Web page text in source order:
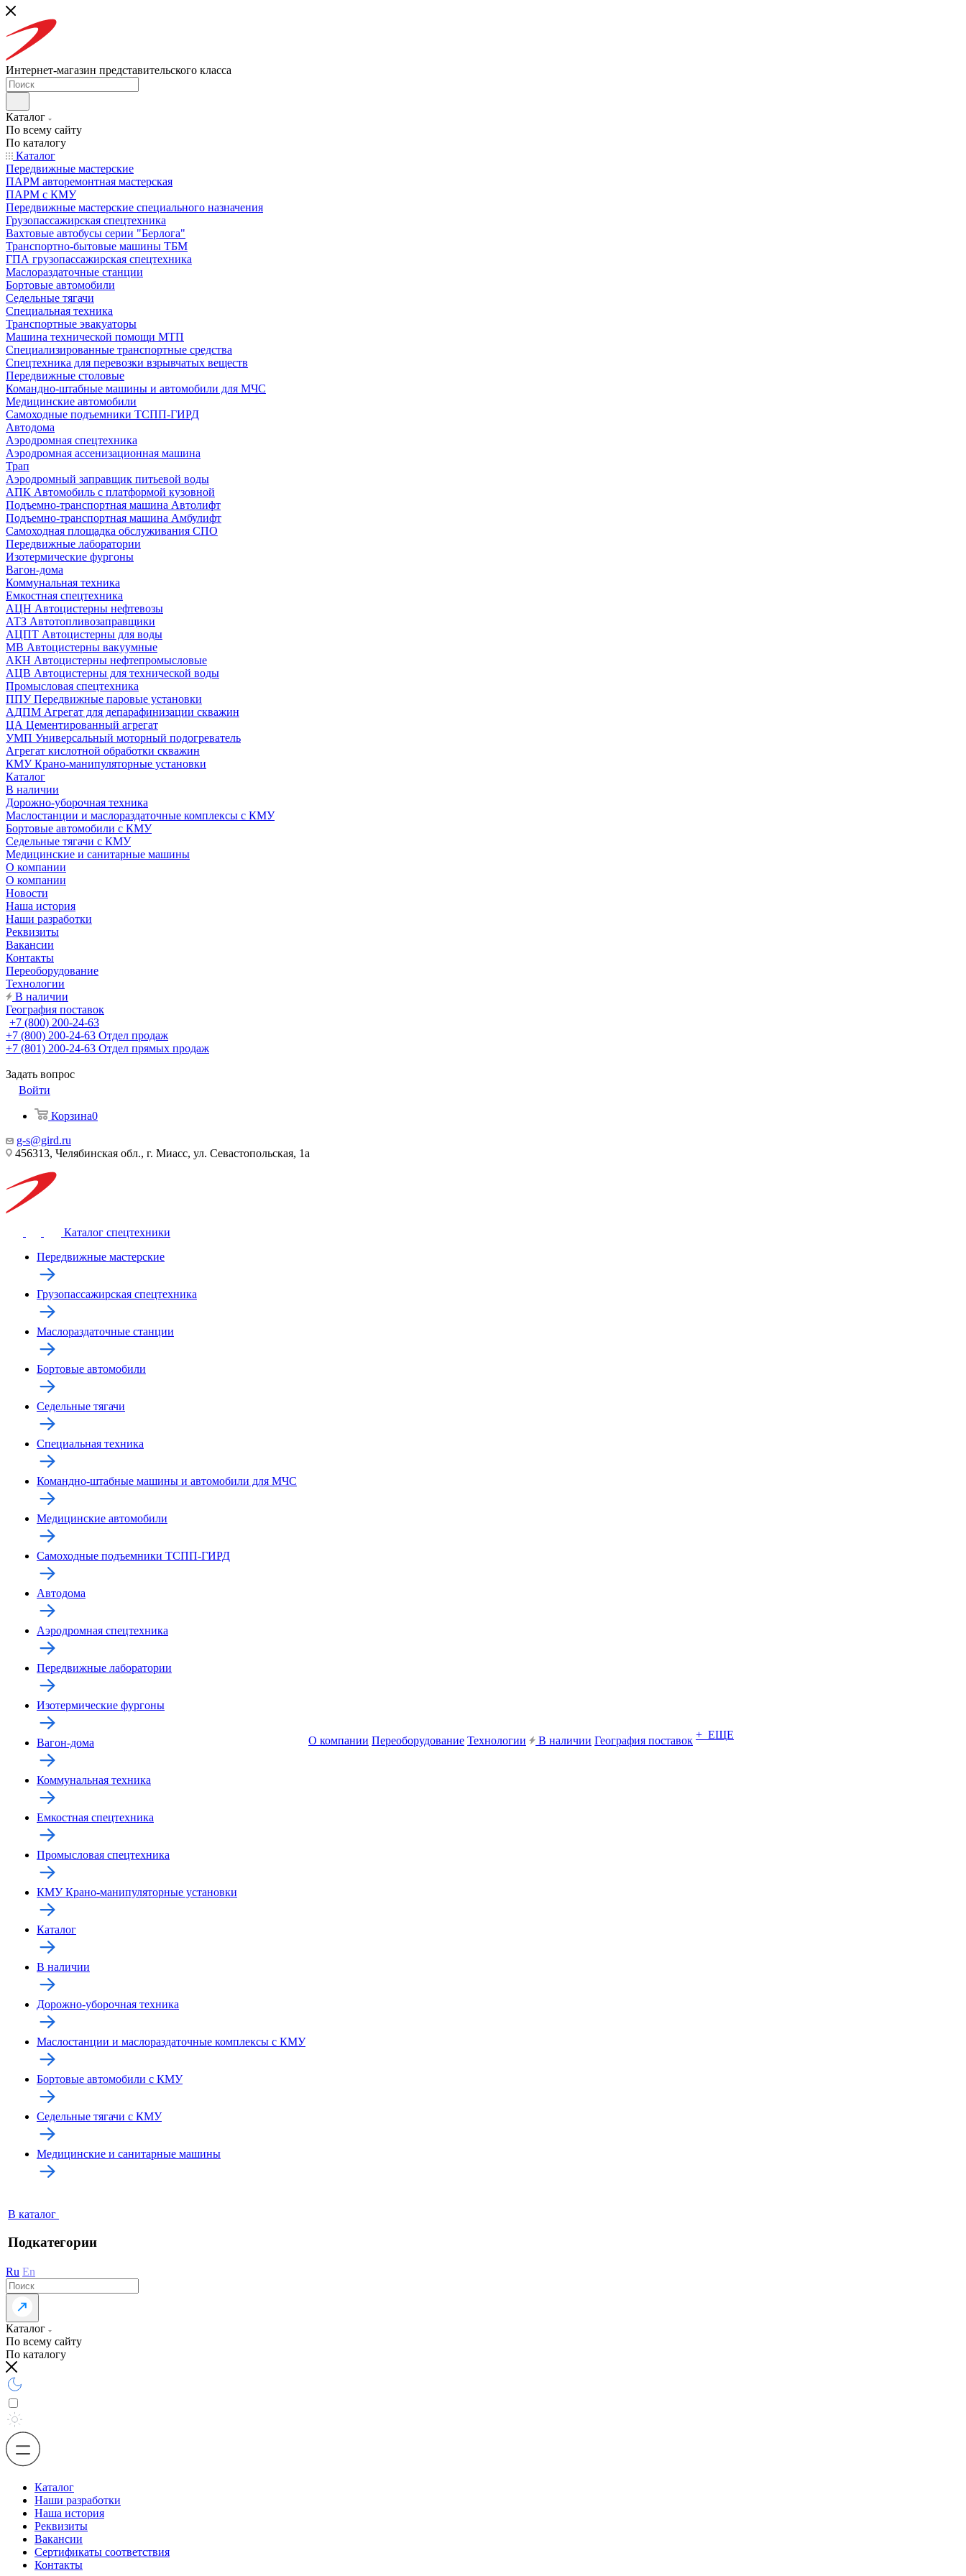
Интернет-магазин представительского класса
Каталог
По всему сайту
По каталогу
Каталог
Передвижные мастерские
ПАРМ авторемонтная мастерская
ПАРМ с КМУ
Передвижные мастерские специального назначения
Грузопассажирская спецтехника
Вахтовые автобусы серии "Берлога"
Транспортно-бытовые машины ТБМ
ГПА грузопассажирская спецтехника
Маслораздаточные станции
Бортовые автомобили
Седельные тягачи
Специальная техника
Транспортные эвакуаторы
Машина технической помощи МТП
Специализированные транспортные средства
Спецтехника для перевозки взрывчатых веществ
Передвижные столовые
Командно-штабные машины и автомобили для МЧС
Медицинские автомобили
Самоходные подъемники ТСПП-ГИРД
Автодома
Аэродромная спецтехника
Аэродромная ассенизационная машина
Трап
Аэродромный заправщик питьевой воды
АПК Автомобиль с платформой кузовной
Подъемно-транспортная машина Автолифт
Подъемно-транспортная машина Амбулифт
Самоходная площадка обслуживания СПО
Передвижные лаборатории
Изотермические фургоны
Вагон-дома
Коммунальная техника
Емкостная спецтехника
АЦН Автоцистерны нефтевозы
АТЗ Автотопливозаправщики
АЦПТ Автоцистерны для воды
МВ Автоцистерны вакуумные
АКН Автоцистерны нефтепромысловые
АЦВ Автоцистерны для технической воды
Промысловая спецтехника
ППУ Передвижные паровые установки
АДПМ Агрегат для депарафинизации скважин
ЦА Цементированный агрегат
УМП Универсальный моторный подогреватель
Агрегат кислотной обработки скважин
КМУ Крано-манипуляторные установки
Каталог
В наличии
Дорожно-уборочная техника
Маслостанции и маслораздаточные комплексы с КМУ
Бортовые автомобили с КМУ
Седельные тягачи с КМУ
Медицинские и санитарные машины
О компании
О компании
Новости
Наша история
Наши разработки
Реквизиты
Вакансии
Контакты
Переоборудование
Технологии
В наличии
География поставок
+7 (800) 200-24-63
+7 (800) 200-24-63 Отдел продаж
+7 (801) 200-24-63 Отдел прямых продаж
Задать вопрос
Войти
Корзина0
g-s@gird.ru
456313, Челябинская обл., г. Миасс, ул. Севастопольская, 1а
Каталог спецтехники
Передвижные мастерские
Грузопассажирская спецтехника
Маслораздаточные станции
Бортовые автомобили
Седельные тягачи
Специальная техника
Командно-штабные машины и автомобили для МЧС
Медицинские автомобили
Самоходные подъемники ТСПП-ГИРД
Автодома
Аэродромная спецтехника
Передвижные лаборатории
Изотермические фургоны
Вагон-дома
Коммунальная техника
Емкостная спецтехника
Промысловая спецтехника
КМУ Крано-манипуляторные установки
Каталог
В наличии
Дорожно-уборочная техника
Маслостанции и маслораздаточные комплексы с КМУ
Бортовые автомобили с КМУ
Седельные тягачи с КМУ
Медицинские и санитарные машины
В каталог
Подкатегории
О компании Переоборудование Технологии В наличии География поставок + ЕЩЕ
Ru En
Каталог
По всему сайту
По каталогу
Каталог
Наши разработки
Наша история
Реквизиты
Вакансии
Сертификаты соответствия
Контакты